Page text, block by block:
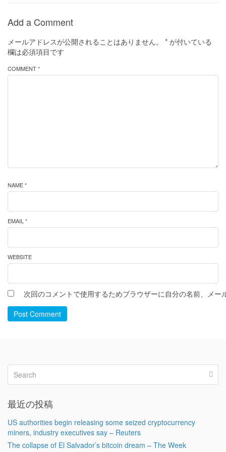
Add a Comment
メールアドレスが公開されることはありません。 * が付いている
欄は必須項目です
COMMENT *
NAME *
EMAIL *
WEBSITE
次回のコメントで使用するためブラウザーに自分の名前、メー
Post Comment
最近の投稿
US authorities begin releasing some seized cryptocurrency
miners, industry executives say – Reuters
The collapse of El Salvador’s bitcoin dream – The Week